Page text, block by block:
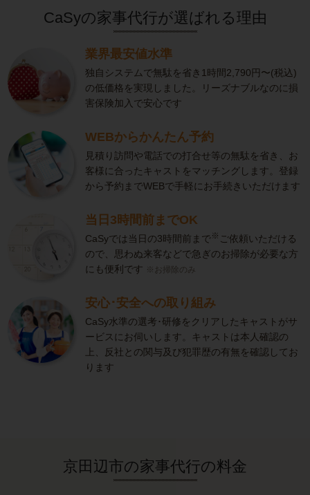
CaSyの家事代行が選ばれる理由
業界最安値水準
独自システムで無駄を省き1時間2,790円〜(税込)
の低価格を実現しました。リーズナブルなのに損
害保険加入で安心です
WEBからかんたん予約
見積り訪問や電話での打合せ等の無駄を省き、お
客様に合ったキャストをマッチングします。登録
から予約までWEBで手軽にお手続きいただけます
当日3時間前までOK
CaSyでは当日の3時間前まで※ ご依頼いただける
ので、思わぬ来客などで急ぎのお掃除が必要な方
にも便利です ※お掃除のみ
安心･安全への取り組み
CaSy水準の選考･研修をクリアしたキャストがサ
ービスにお伺いします。キャストは本人確認の
上、反社との関与及び犯罪歴の有無を確認してお
ります
京田辺市の家事代行の料金